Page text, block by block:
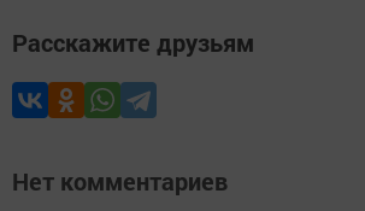
Расскажите друзьям
Нет комментариев